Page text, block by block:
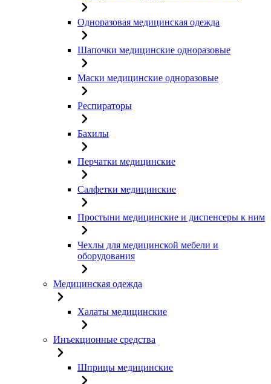
Одноразовая медицинская одежда
Шапочки медицинские одноразовые
Маски медицинские одноразовые
Респираторы
Бахилы
Перчатки медицинские
Салфетки медицинские
Простыни медицинские и диспенсеры к ним
Чехлы для медицинской мебели и
оборудования
Медицинская одежда
Халаты медицинские
Инъекционные средства
Шприцы медицинские